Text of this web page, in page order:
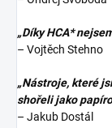
„Díky HCA*
– Vojtěch Stehno
„Nástroje, které
shořeli jako
– Jakub Dostál